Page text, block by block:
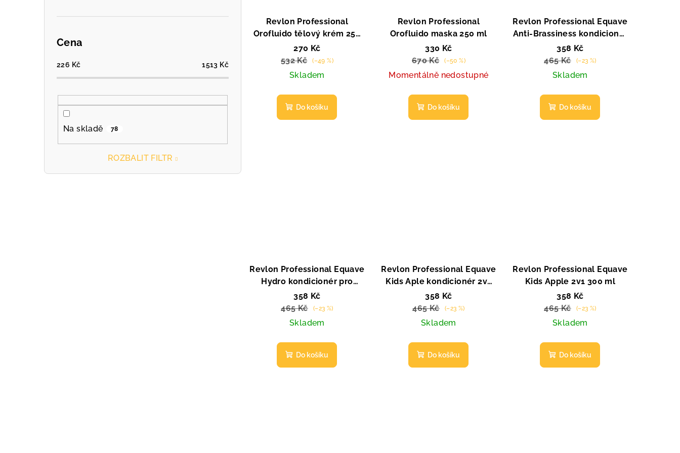
Cena
226 Kč 1513 Kč
Na skladě 78
ROZBALIT FILTR
Revlon Professional
Orofluido tělový krém 250
ml
270 Kč
532 Kč
(–49 %)
Skladem
Do košíku
Revlon Professional
Orofluido maska 250 ml
330 Kč
670 Kč
(–50 %)
Momentálně nedostupné
Do košíku
Revlon Professional Equave
Anti-Brassiness kondicionér
pro blond vlasy 200 ml
358 Kč
465 Kč
(–23 %)
Skladem
Do košíku
Revlon Professional Equave
Hydro kondicionér pro
normální a suché vlasy 200
ml
358 Kč
465 Kč
(–23 %)
Skladem
Do košíku
Revlon Professional Equave
Kids Aple kondicionér 2v1
200 ml
358 Kč
465 Kč
(–23 %)
Skladem
Do košíku
Revlon Professional Equave
Kids Apple 2v1 300 ml
358 Kč
465 Kč
(–23 %)
Skladem
Do košíku